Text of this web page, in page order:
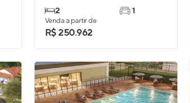
2
1
Venda a partir de
R$ 250.962